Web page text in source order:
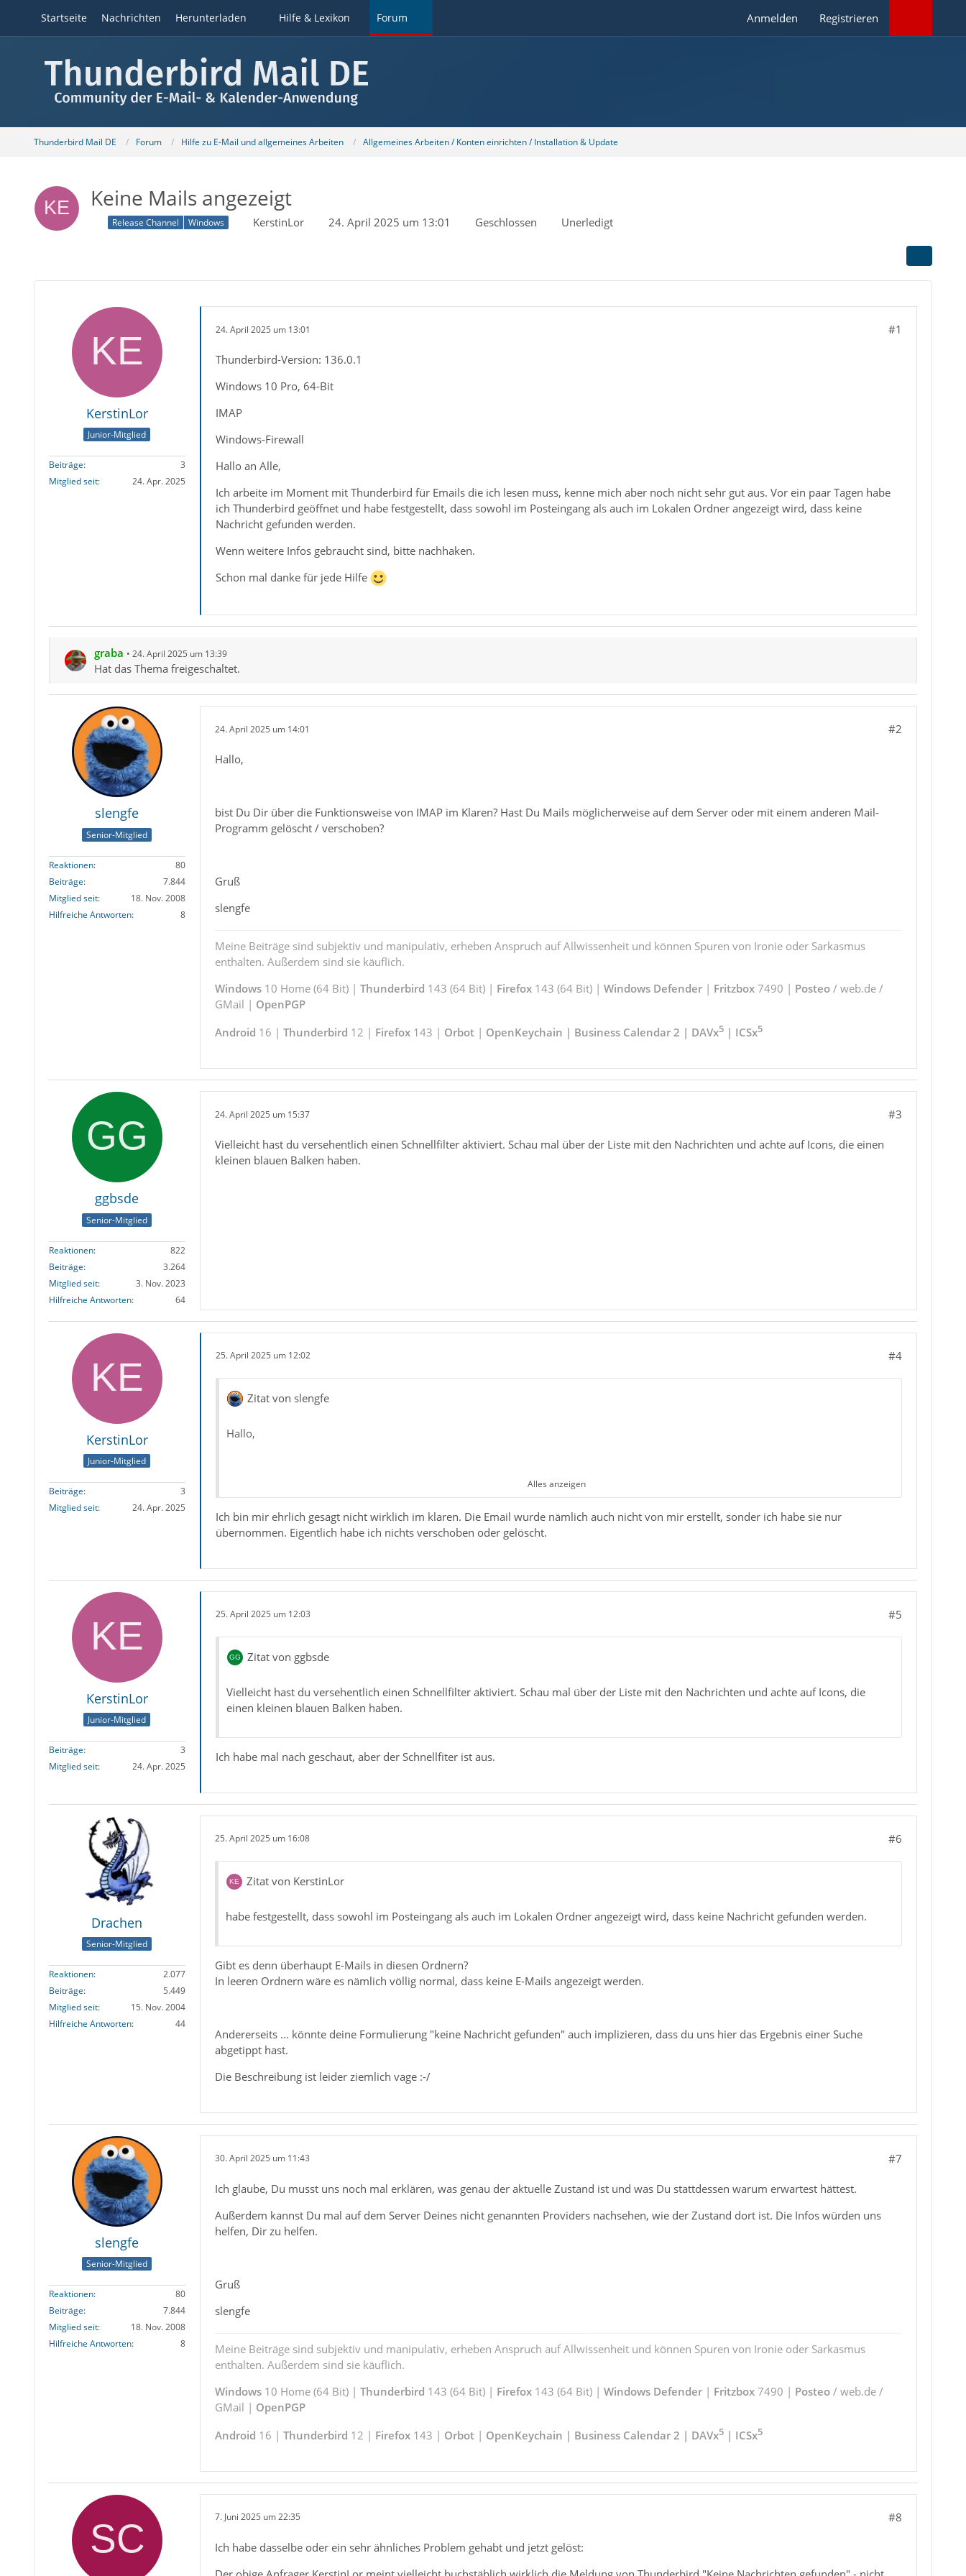
Startseite Nachrichten Herunterladen Hilfe & Lexikon Forum Anmelden Registrieren
Thunderbird Mail DE Forum Hilfe zu E-Mail und allgemeines Arbeiten Allgemeines Arbeiten / Konten einrichten / Installation & Update
Keine Mails angezeigt
Release Channel Windows KerstinLor 24. April 2025 um 13:01 Geschlossen Unerledigt
KerstinLor
Junior-Mitglied
Beiträge
3
Mitglied seit
24. Apr. 2025
24. April 2025 um 13:01 #1
Thunderbird-Version: 136.0.1
Windows 10 Pro, 64-Bit
IMAP
Windows-Firewall
Hallo an Alle,
Ich arbeite im Moment mit Thunderbird für Emails die ich lesen muss, kenne mich aber noch nicht sehr gut aus. Vor ein paar Tagen habe
ich Thunderbird geöffnet und habe festgestellt, dass sowohl im Posteingang als auch im Lokalen Ordner angezeigt wird, dass keine
Nachricht gefunden werden.
Wenn weitere Infos gebraucht sind, bitte nachhaken.
Schon mal danke für jede Hilfe
graba 24. April 2025 um 13:39
Hat das Thema freigeschaltet.
slengfe
Senior-Mitglied
Reaktionen
80
Beiträge
7.844
Mitglied seit
18. Nov. 2008
Hilfreiche Antworten
8
24. April 2025 um 14:01 #2
Hallo,
bist Du Dir über die Funktionsweise von IMAP im Klaren? Hast Du Mails möglicherweise auf dem Server oder mit einem anderen Mail-
Programm gelöscht / verschoben?
Gruß
slengfe
Meine Beiträge sind subjektiv und manipulativ, erheben Anspruch auf Allwissenheit und können Spuren von Ironie oder Sarkasmus
enthalten. Außerdem sind sie käuflich.
Windows10 Home (64 Bit) | Thunderbird 143 (64 Bit) | Firefox143 (64 Bit) | Windows Defender| Fritzbox7490 | Posteo/ web.de /
GMail | OpenPGP
Android 16 | Thunderbird 12 | Firefox143 | Orbot| OpenKeychain | Business Calendar 2 | DAVx5| ICSx5
ggbsde
Senior-Mitglied
Reaktionen
822
Beiträge
3.264
Mitglied seit
3. Nov. 2023
Hilfreiche Antworten
64
24. April 2025 um 15:37 #3
Vielleicht hast du versehentlich einen Schnellfilter aktiviert. Schau mal über der Liste mit den Nachrichten und achte auf Icons, die einen
kleinen blauen Balken haben.
KerstinLor
Junior-Mitglied
Beiträge
3
Mitglied seit
24. Apr. 2025
25. April 2025 um 12:02 #4
Zitat von slengfe
Hallo,
Programm gelöscht / verschoben?
slengfe
Alles anzeigen
Ich bin mir ehrlich gesagt nicht wirklich im klaren. Die Email wurde nämlich auch nicht von mir erstellt, sonder ich habe sie nur
übernommen. Eigentlich habe ich nichts verschoben oder gelöscht.
KerstinLor
Junior-Mitglied
Beiträge
3
Mitglied seit
24. Apr. 2025
25. April 2025 um 12:03 #5
Zitat von ggbsde
Vielleicht hast du versehentlich einen Schnellfilter aktiviert. Schau mal über der Liste mit den Nachrichten und achte auf Icons, die
einen kleinen blauen Balken haben.
Ich habe mal nach geschaut, aber der Schnellfiter ist aus.
Drachen
Senior-Mitglied
Reaktionen
2.077
Beiträge
5.449
Mitglied seit
15. Nov. 2004
Hilfreiche Antworten
44
25. April 2025 um 16:08 #6
Zitat von KerstinLor
habe festgestellt, dass sowohl im Posteingang als auch im Lokalen Ordner angezeigt wird, dass keine Nachricht gefunden werden.
Gibt es denn überhaupt E-Mails in diesen Ordnern?
In leeren Ordnern wäre es nämlich völlig normal, dass keine E-Mails angezeigt werden.
Andererseits ... könnte deine Formulierung "keine Nachricht gefunden" auch implizieren, dass du uns hier das Ergebnis einer Suche
abgetippt hast.
Die Beschreibung ist leider ziemlich vage :-/
slengfe
Senior-Mitglied
Reaktionen
80
Beiträge
7.844
Mitglied seit
18. Nov. 2008
Hilfreiche Antworten
8
30. April 2025 um 11:43 #7
Ich glaube, Du musst uns noch mal erklären, was genau der aktuelle Zustand ist und was Du stattdessen warum erwartest hättest.
Außerdem kannst Du mal auf dem Server Deines nicht genannten Providers nachsehen, wie der Zustand dort ist. Die Infos würden uns
helfen, Dir zu helfen.
Gruß
slengfe
Meine Beiträge sind subjektiv und manipulativ, erheben Anspruch auf Allwissenheit und können Spuren von Ironie oder Sarkasmus
enthalten. Außerdem sind sie käuflich.
Windows10 Home (64 Bit) | Thunderbird 143 (64 Bit) | Firefox143 (64 Bit) | Windows Defender| Fritzbox7490 | Posteo/ web.de /
GMail | OpenPGP
Android 16 | Thunderbird 12 | Firefox143 | Orbot| OpenKeychain | Business Calendar 2 | DAVx5| ICSx5
7. Juni 2025 um 22:35 #8
Ich habe dasselbe oder ein sehr ähnliches Problem gehabt und jetzt gelöst: